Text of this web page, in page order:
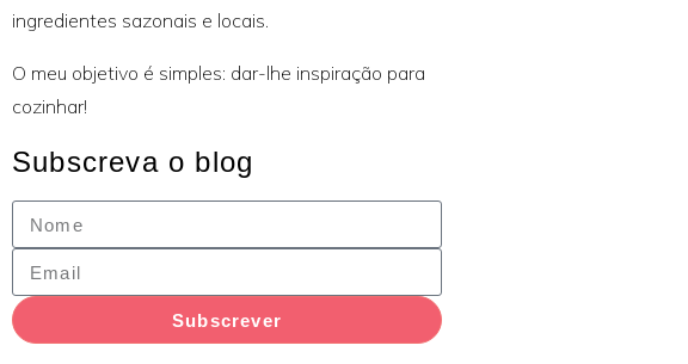
ingredientes sazonais e locais.
O meu objetivo é simples: dar-lhe inspiração para
cozinhar!
Subscreva o blog
Subscrever